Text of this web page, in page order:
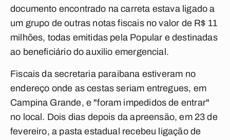
documento encontrado na carreta estava ligado a
um grupo de outras notas fiscais no valor de R$ 11
milhões, todas emitidas pela Popular e destinadas
ao beneficiário do auxilio emergencial.
Fiscais da secretaria paraibana estiveram no
endereço onde as cestas seriam entregues, em
Campina Grande, e "foram impedidos de entrar"
no local. Dois dias depois da apreensão, em 23 de
fevereiro, a pasta estadual recebeu ligação de